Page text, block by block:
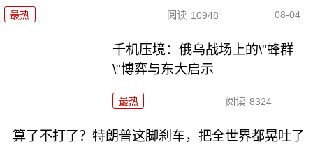
最热 阅读 10948 08-04
千机压境：俄乌战场上的\"蜂群
\"博弈与东大启示
最热 阅读 8324
算了不打了？特朗普这脚刹车，把全世界都晃吐了